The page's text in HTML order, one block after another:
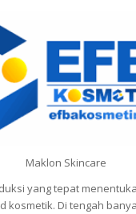
Maklon Skincare
yang tepat
kosmetik. Di tengah